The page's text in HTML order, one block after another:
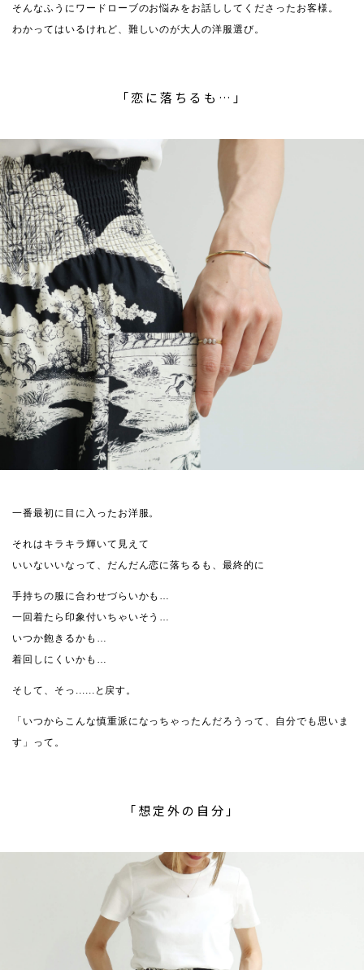
そんなふうにワードローブのお悩みをお話ししてくださったお客様。
わかってはいるけれど、難しいのが大人の洋服選び。
「恋に落ちるも…」
一番最初に目に入ったお洋服。
それはキラキラ輝いて見えて
いいないいなって、だんだん恋に落ちるも、最終的に
手持ちの服に合わせづらいかも…
一回着たら印象付いちゃいそう…
いつか飽きるかも…
着回しにくいかも…
そして、そっ......と戻す。
「いつからこんな慎重派になっちゃったんだろうって、自分でも思いま
す」って。
「想定外の自分」